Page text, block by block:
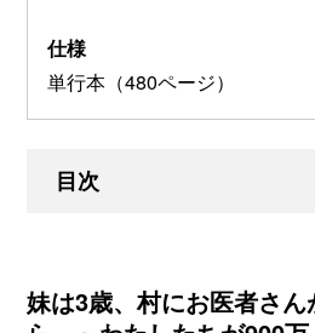
仕様
単行本（480ページ）
目次
妹は3歳、村にお医者さ